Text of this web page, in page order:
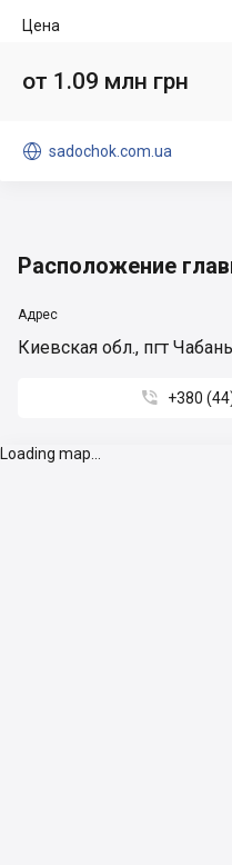
Цена
от 1.09 млн грн
 sadochok.com.ua
Расположение
Адрес
Киевская обл., пгт
 +380
Loading map...